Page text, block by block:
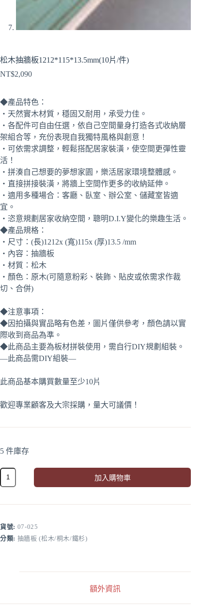
松木抽牆板1212*115*13.5mm(10片/件)
NT$2,090
◆產品特色：
‧天然實木材質，穩固又耐用，承受力佳。
‧各配件可自由任選，依自己空間量身打造各式收納層
架組合等，充份表現自我獨特風格與創意！
‧可依需求調整，輕鬆搭配居家裝潢，使空間更彈性靈
活！
‧拼湊自己想要的夢想家園，樂活居家環境整體感。
‧直接拼接裝潢，將牆上空間作更多的收納延伸。
‧適用多種場合：客廳、臥室、辦公室、儲藏室皆適
宜。
‧恣意規劃居家收納空間，聰明D.I.Y變化的樂趣生活。
◆產品規格：
‧尺寸：(長)1212x (寬)115x (厚)13.5 /mm
‧內容：抽牆板
‧材質：松木
‧顏色：原木(可隨意粉彩、裝飾、貼皮或依需求作裁
切、合併)
◆注意事項：
◆因拍攝與實品略有色差，圖片僅供參考，顏色請以實
際收到商品為準。
◆此商品主要為板材拼裝使用，需自行DIY規劃組裝。
—此商品需DIY組裝—
此商品基本購買數量至少10片
歡迎專業顧客及大宗採購，量大可議價！
5 件庫存
木
牆
1212*115*13.5mm(10
片/
件)
加入購物車
r
n
a
貨號: 07-025
分類: 抽牆板 (松木/桐木/鐵杉)
額外資訊